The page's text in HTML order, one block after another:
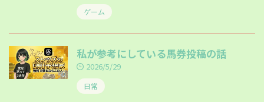
ゲーム
私が参考にしている馬券投稿の話
2026/5/29
日常